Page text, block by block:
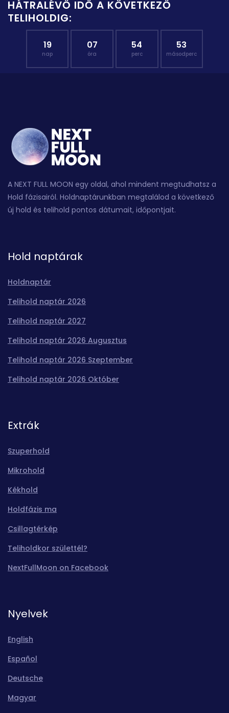
HÁTRALÉVŐ IDŐ A KÖVETKEZŐ
TELIHOLDIG:
19
nap
07
óra
54
perc
52
másodperc
A NEXT FULL MOON egy oldal, ahol mindent megtudhatsz a
Hold fázisairól. Holdnaptárunkban megtalálod a következő
új hold és telihold pontos dátumait, időpontjait.
Hold naptárak
Holdnaptár
Telihold naptár 2026
Telihold naptár 2027
Telihold naptár 2026 Augusztus
Telihold naptár 2026 Szeptember
Telihold naptár 2026 Október
Extrák
Szuperhold
Mikrohold
Kékhold
Holdfázis ma
Csillagtérkép
Teliholdkor születtél?
NextFullMoon on Facebook
Nyelvek
English
Español
Deutsche
Magyar